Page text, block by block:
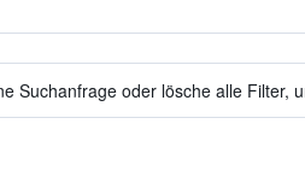
Suchanfrage oder lösche alle Filter,